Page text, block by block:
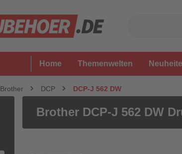
Home Themenwelten
Brother DCP DCP-J 562 DW
Brother DCP-J 562 DW